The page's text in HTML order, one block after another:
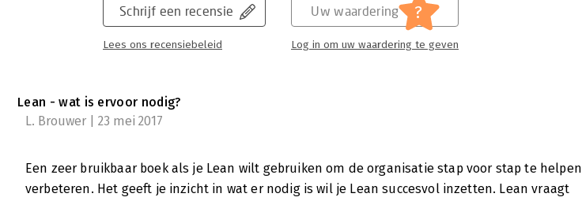
Schrijf een recensie
Lees ons recensiebeleid
Uw waardering ?
Log in om uw waardering te geven
Lean - wat is ervoor nodig?
L. Brouwer | 23 mei 2017
Een zeer bruikbaar boek als je Lean wilt gebruiken om de organisatie stap voor stap te helpen
verbeteren. Het geeft je inzicht in wat er nodig is wil je Lean succesvol inzetten. Lean vraagt